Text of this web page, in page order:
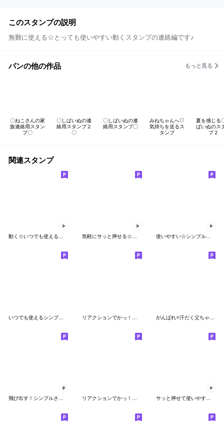
このスタンプの説明
無難に使える☆とっても使いやすい動くスタンプの連絡編です♪
パンの他の作品 もっと見る
〇ねこさんの家
族連絡用スタン
プ〇
〇しばいぬの連
絡用スタンプ２
〇
〇しばいぬの連
絡用スタンプ〇
みねちゃんへ♡
気持ちを送るス
タンプ
夏を感じる
ばいぬのス
プ２
関連スタンプ
動く☆いつでも使える白いやつ５ 気軽にサッと押せる☆動くスタンプ 使いやすい☆シンプルフェイス（動く）
いつでも使えるシンプルさん2☆
サッと押せて使いやすい☆動くスタンプ